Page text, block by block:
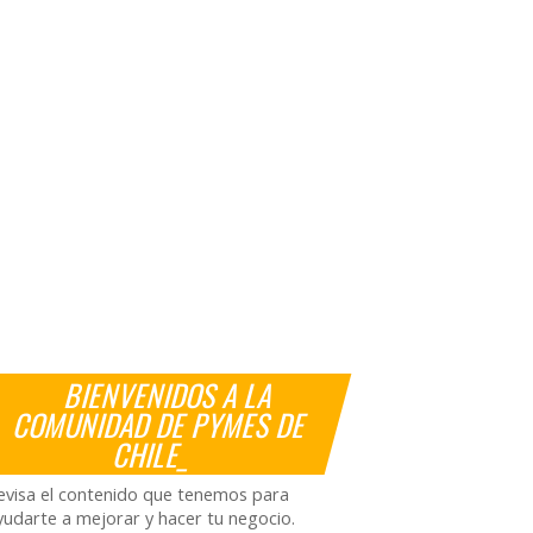
BIENVENIDOS A LA
COMUNIDAD DE PYMES DE
CHILE_
el contenido que tenemos para
a mejorar y hacer tu negocio.